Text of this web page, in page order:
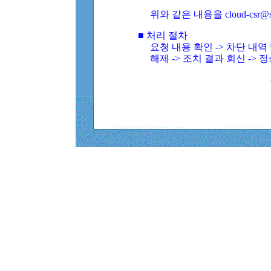
위와 같은 내용을 cloud-
■ 처리 절차
요청 내용 확인 -> 차단 내
해제 -> 조치 결과 회신 ->